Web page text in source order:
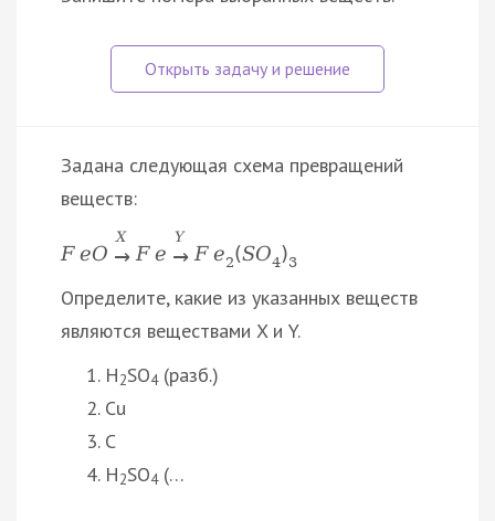
Задана следующая схема превращений
веществ:
FeO
X
→ F e
Y
→ F e2(SO4)3
Определите, какие из указанных веществ
являются веществами X и Y.
H2SO4(разб.)
Cu
C
H2SO4(…